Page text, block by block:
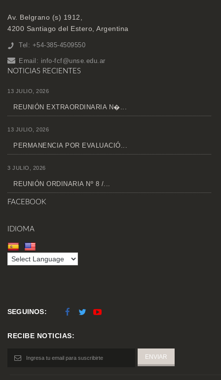
Av. Belgrano (s) 1912,
4200 Santiago del Estero, Argentina
Tel: +54-385-4509550
Email: info-fcf@unse.edu.ar
NOTICIAS RECIENTES
13 JULIO, 2026
REUNIÓN EXTRAORDINARIA N�...
13 JULIO, 2026
PERMANENCIA POR EVALUACIÓ...
3 JULIO, 2026
REUNIÓN ORDINARIA Nº 8 /...
FACEBOOK
IDIOMA
SEGUINOS:
RECIBE NOTICIAS: